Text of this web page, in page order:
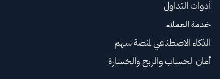
أدوات التداول
خدمة العملاء
الذكاء الاصطناعي لمنصة سهم
أمان الحساب والربح والخسارة